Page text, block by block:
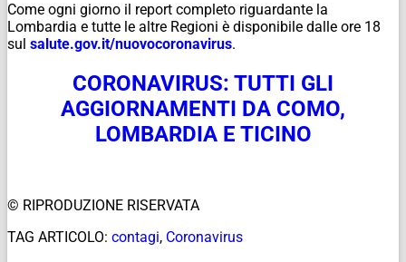
Come ogni giorno il report completo riguardante la
Lombardia e tutte le altre Regioni è disponibile dalle ore 18
sul salute.gov.it/nuovocoronavirus.
CORONAVIRUS: TUTTI GLI
AGGIORNAMENTI DA COMO,
LOMBARDIA E TICINO
© RIPRODUZIONE RISERVATA
TAG ARTICOLO: contagi, Coronavirus